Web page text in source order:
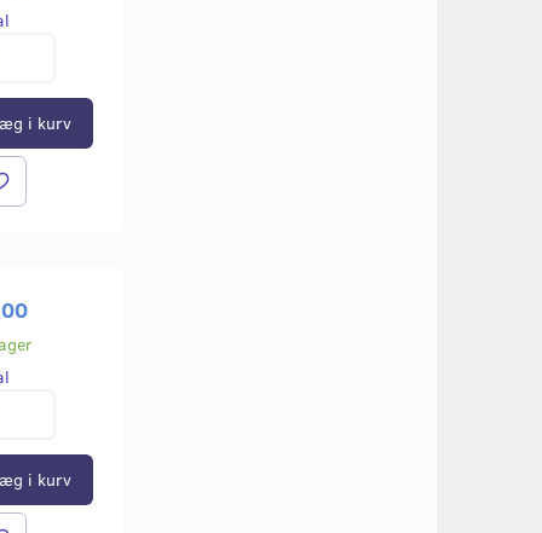
i kurv
i kurv